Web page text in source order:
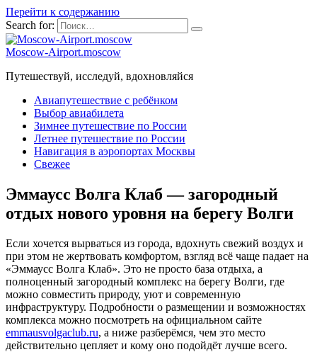
Перейти к содержанию
Search for:
Moscow-Airport.moscow
Путешествуй, исследуй, вдохновляйся
Авиапутешествие с ребёнком
Выбор авиабилета
Зимнее путешествие по России
Летнее путешествие по России
Навигация в аэропортах Москвы
Свежее
Эммаусс Волга Клаб — загородный
отдых нового уровня на берегу Волги
Если хочется вырваться из города, вдохнуть свежий воздух и
при этом не жертвовать комфортом, взгляд всё чаще падает на
«Эммаусс Волга Клаб». Это не просто база отдыха, а
полноценный загородный комплекс на берегу Волги, где
можно совместить природу, уют и современную
инфраструктуру. Подробности о размещении и возможностях
комплекса можно посмотреть на официальном сайте
emmausvolgaclub.ru, а ниже разберёмся, чем это место
действительно цепляет и кому оно подойдёт лучше всего.